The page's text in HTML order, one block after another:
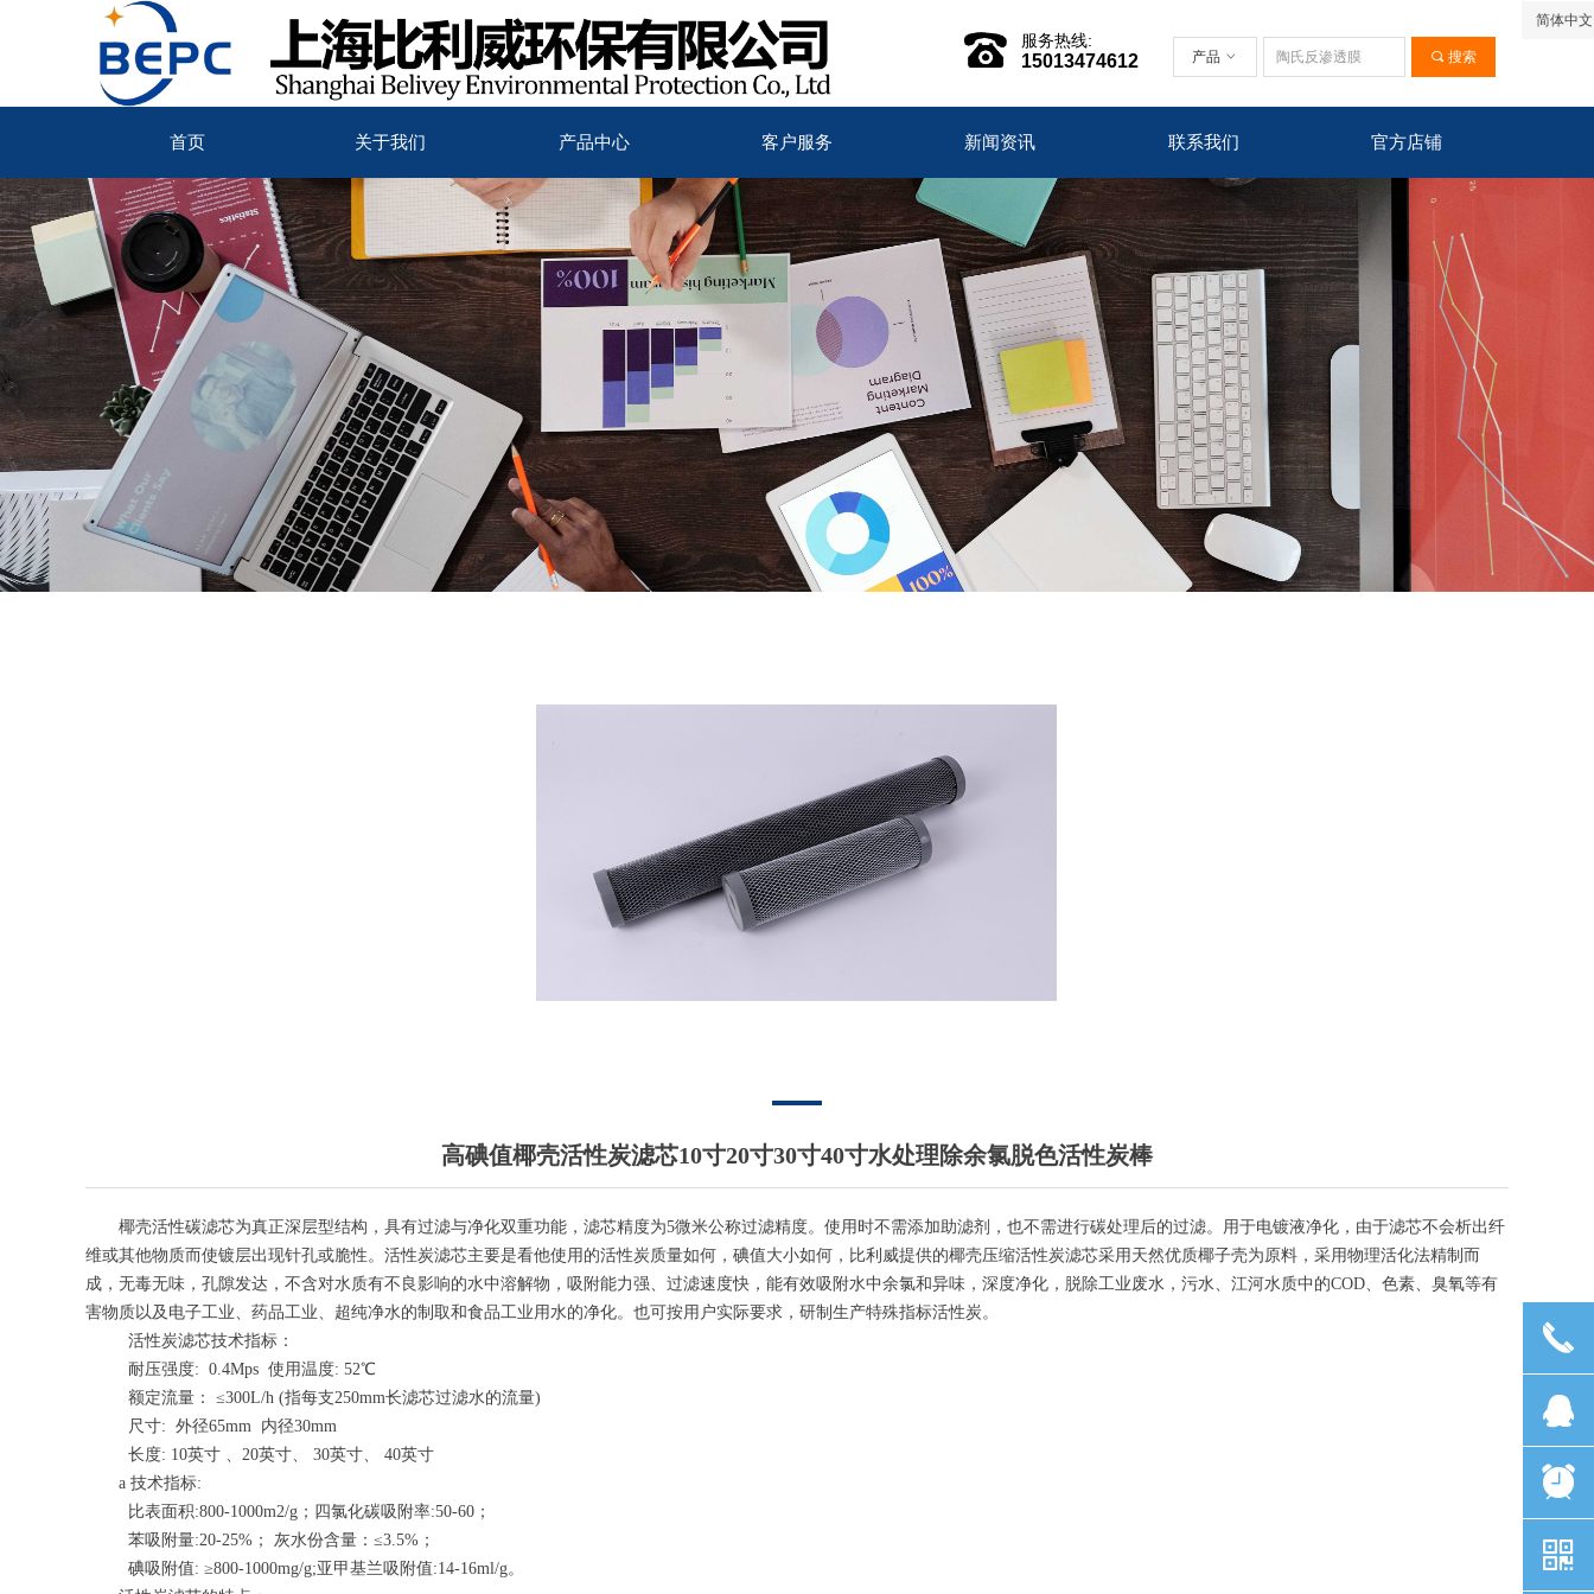
首页 关于我们 产品中心 客户服务 新闻资讯 联系我们 官方店铺
服务热线:
15013474612 끠 搜索
产品 ꀁ
简体中文
椰壳活性碳滤芯为真正深层型结构，具有过滤与净化双重功能，滤芯精度为5微米公称过滤精度。使用时不需添加助滤剂，也不需进行碳处理后的过滤。用于电镀液净化，由于滤芯不会析出纤
维或其他物质而使镀层出现针孔或脆性。活性炭滤芯主要是看他使用的活性炭质量如何，碘值大小如何，比利威提供的椰壳压缩活性炭滤芯采用天然优质椰子壳为原料，采用物理活化法精制而
成，无毒无味，孔隙发达，不含对水质有不良影响的水中溶解物，吸附能力强、过滤速度快，能有效吸附水中余氯和异味，深度净化，脱除工业废水，污水、江河水质中的COD、色素、臭氧等有
害物质以及电子工业、药品工业、超纯净水的制取和食品工业用水的净化。也可按用户实际要求，研制生产特殊指标活性炭。
活性炭滤芯技术指标：
耐压强度: 0.4Mps 使用温度: 52℃
额定流量： ≤300L/h (指每支250mm长滤芯过滤水的流量)
尺寸: 外径65mm 内径30mm
长度: 10英寸 、20英寸、 30英寸、 40英寸
a 技术指标:
比表面积:800-1000m2/g；四氯化碳吸附率:50-60；
苯吸附量:20-25%； 灰水份含量：≤3.5%；
碘吸附值: ≥800-1000mg/g;亚甲基兰吸附值:14-16ml/g。
高碘值椰壳活性炭滤芯10寸20寸30寸40寸水处理除余氯脱色活性炭棒
끅
뀩
뀥
낃